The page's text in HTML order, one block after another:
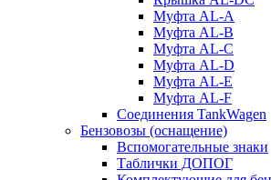
Муфта AL-A
Муфта AL-B
Муфта AL-C
Муфта AL-D
Муфта AL-E
Муфта AL-F
Соединения TankWagen
Бензовозы (оснащение)
Вспомогательные знаки
Таблички ДОПОГ